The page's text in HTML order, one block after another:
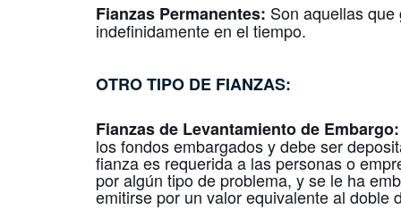
Fianzas Permanentes: Son aquellas
indefinidamente en el tiempo.
OTRO TIPO DE FIANZAS:
Fianzas de Levantamiento de Embargo
los fondos embargados y debe ser
fianza es requerida a las personas o
por algún tipo de problema, y se le ha
emitirse por un valor equivalente al doble